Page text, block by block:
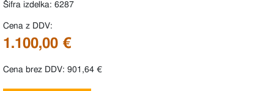
Šifra izdelka: 6287
Cena z DDV:
1.100,00 €
Cena brez DDV: 901,64 €